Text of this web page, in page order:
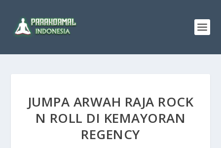
JUMPA ARWAH RAJA ROCK
N ROLL DI KEMAYORAN
REGENCY